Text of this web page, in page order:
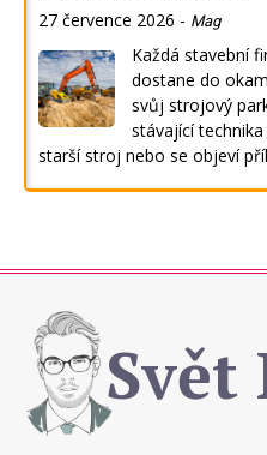
27 července 2026 - Mag
Každá stavební
dostane do
svůj strojový
stávající
starší stroj nebo se objeví
Svět